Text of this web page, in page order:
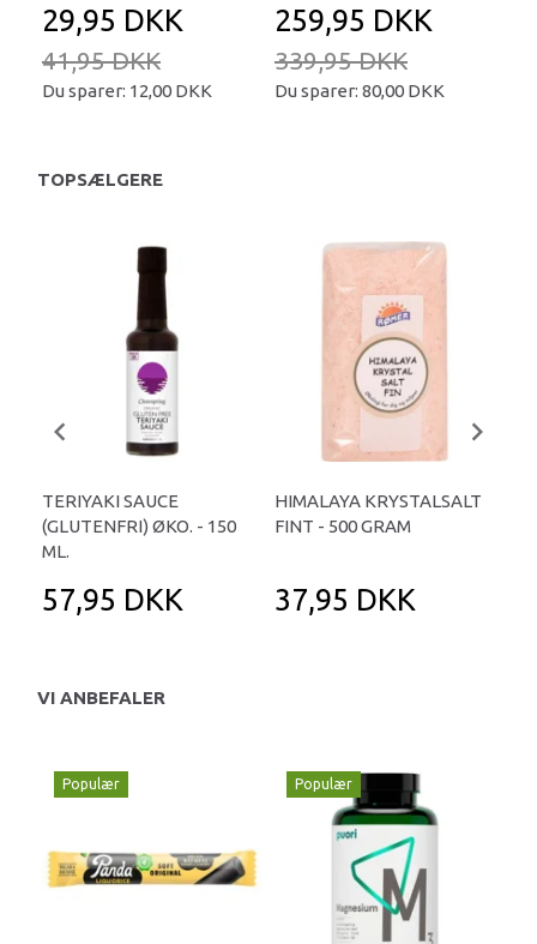
29,95 DKK
41,95 DKK
Du sparer: 12,00 DKK
259,95 DKK
339,95 DKK
Du sparer: 80,00 DKK
TOPSÆLGERE
TERIYAKI SAUCE
(GLUTENFRI) ØKO. - 150
ML.
57,95 DKK
HIMALAYA KRYSTALSALT
FINT - 500 GRAM
37,95 DKK
VI ANBEFALER
Populær Populær